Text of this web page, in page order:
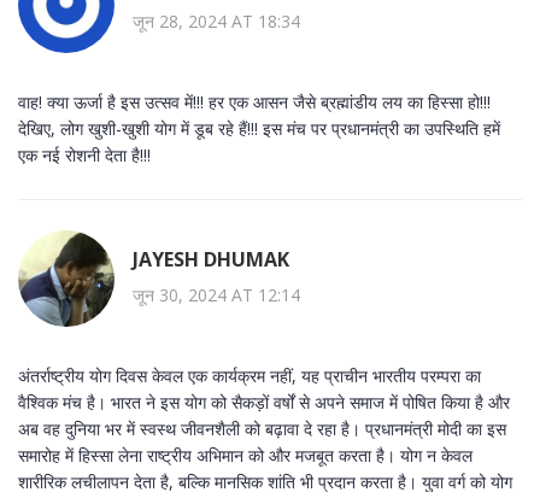
जून 28, 2024 AT 18:34
वाह! क्या ऊर्जा है इस उत्सव में!!! हर एक आसन जैसे ब्रह्मांडीय लय का हिस्सा हो!!!
देखिए, लोग खुशी-खुशी योग में डूब रहे हैं!!! इस मंच पर प्रधानमंत्री का उपस्थिति हमें
एक नई रोशनी देता है!!!
JAYESH DHUMAK
जून 30, 2024 AT 12:14
अंतर्राष्ट्रीय योग दिवस केवल एक कार्यक्रम नहीं, यह प्राचीन भारतीय परम्परा का
वैश्विक मंच है। भारत ने इस योग को सैकड़ों वर्षों से अपने समाज में पोषित किया है और
अब वह दुनिया भर में स्वस्थ जीवनशैली को बढ़ावा दे रहा है। प्रधानमंत्री मोदी का इस
समारोह में हिस्सा लेना राष्ट्रीय अभिमान को और मजबूत करता है। योग न केवल
शारीरिक लचीलापन देता है, बल्कि मानसिक शांति भी प्रदान करता है। युवा वर्ग को योग